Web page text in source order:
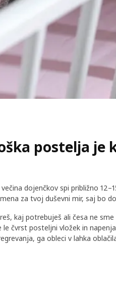
postelja je
dojenčkov spi približno
za tvoj duševni mir, saj bo
kaj potrebuješ ali česa ne
le čvrst posteljni vložek in
ga obleci v lahka